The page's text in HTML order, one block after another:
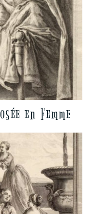
en Femme